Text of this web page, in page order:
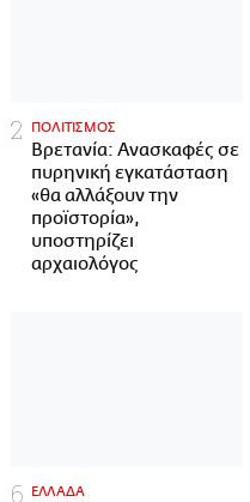
ΠΟΛΙΤΙΣΜΟΣ
Βρετανία: Ανασκαφές σε
πυρηνική εγκατάσταση
«θα αλλάξουν την
προϊστορία»,
υποστηρίζει
αρχαιολόγος
ΕΛΛΑΔΑ